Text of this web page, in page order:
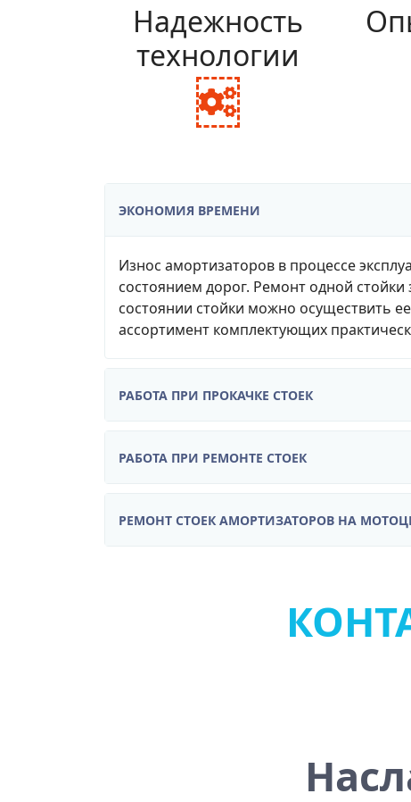
Надежность
технологии
fa
ЭКОНОМИЯ ВРЕМЕНИ
Износ амортизаторов в процессе
состоянием дорог. Ремонт одной
состоянии стойки можно осуществить
ассортимент комплектующих
РАБОТА ПРИ ПРОКАЧКЕ СТОЕК
РАБОТА ПРИ РЕМОНТЕ СТОЕК
РЕМОНТ СТОЕК АМОРТИЗАТОРОВ НА